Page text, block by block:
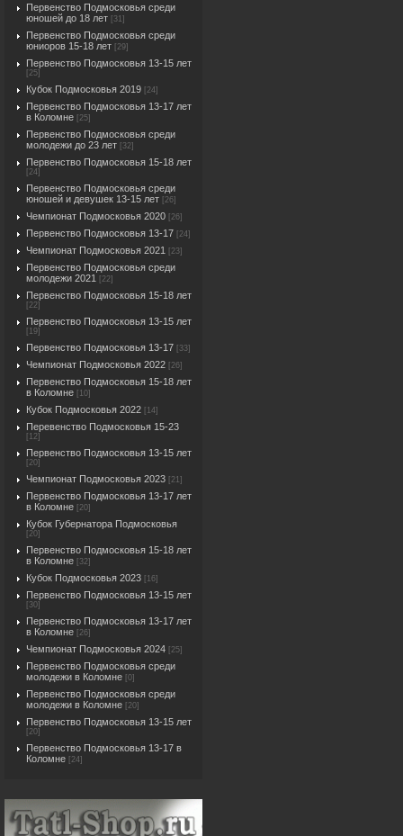
Первенство Подмосковья среди
юношей до 18 лет [31]
Первенство Подмосковья среди
юниоров 15-18 лет [29]
Первенство Подмосковья 13-15 лет
[25]
Кубок Подмосковья 2019 [24]
Первенство Подмосковья 13-17 лет
в Коломне [25]
Первенство Подмосковья среди
молодежи до 23 лет [32]
Первенство Подмосковья 15-18 лет
[24]
Первенство Подмосковья среди
юношей и девушек 13-15 лет [26]
Чемпионат Подмосковья 2020 [26]
Первенство Подмосковья 13-17 [24]
Чемпионат Подмосковья 2021 [23]
Первенство Подмосковья среди
молодежи 2021
[22]
Первенство Подмосковья 15-18 лет
[22]
Первенство Подмосковья 13-15 лет
[19]
Первенство Подмосковья 13-17 [33]
Чемпионат Подмосковья 2022 [26]
Первенство Подмосковья 15-18 лет
в Коломне
[10]
Кубок Подмосковья 2022 [14]
Перевенство Подмосковья 15-23
[12]
Первенство Подмосковья 13-15 лет
[20]
Чемпионат Подмосковья 2023 [21]
Первенство Подмосковья 13-17 лет
в Коломне [20]
Кубок Губернатора Подмосковья
[20]
Первенство Подмосковья 15-18 лет
в Коломне [32]
Кубок Подмосковья 2023 [16]
Первенство Подмосковья 13-15 лет
[30]
Первенство Подмосковья 13-17 лет
в Коломне [26]
Чемпионат Подмосковья 2024 [25]
Первенство Подмосковья среди
молодежи в Коломне [0]
Первенство Подмосковья среди
молодежи в Коломне [20]
Первенство Подмосковья 13-15 лет
[20]
Первенство Подмосковья 13-17 в
Коломне [24]